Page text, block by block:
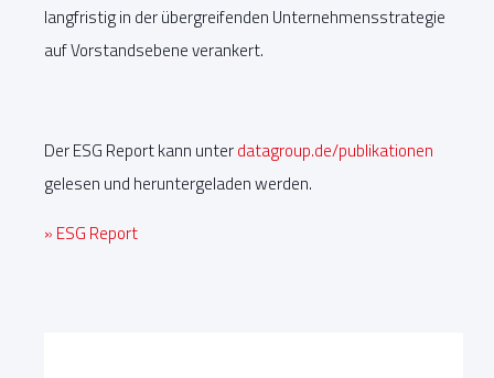
langfristig in der übergreifenden Unternehmensstrategie
auf Vorstandsebene verankert.
Der ESG Report kann unterdatagroup.de/publikationen
gelesen und heruntergeladen werden.
» ESG Report